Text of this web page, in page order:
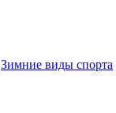
Зимние виды спорта